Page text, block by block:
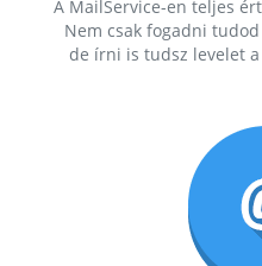
A MailService-en teljes
Nem csak fogadni
de írni is tudsz levelet